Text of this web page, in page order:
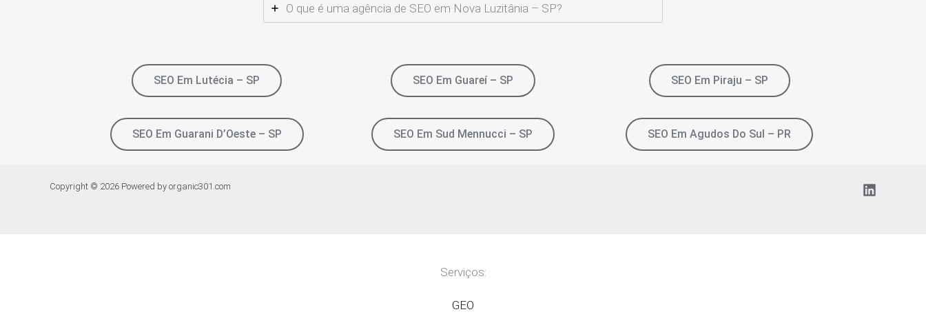
O que é uma agência de SEO em Nova Luzitânia – SP?
SEO Em Lutécia – SP SEO Em Guareí – SP SEO Em Piraju – SP
SEO Em Guarani D’Oeste – SP SEO Em Sud Mennucci – SP SEO Em Agudos Do Sul – PR
Copyright © 2026 Powered by organic301.com
Serviços:
GEO